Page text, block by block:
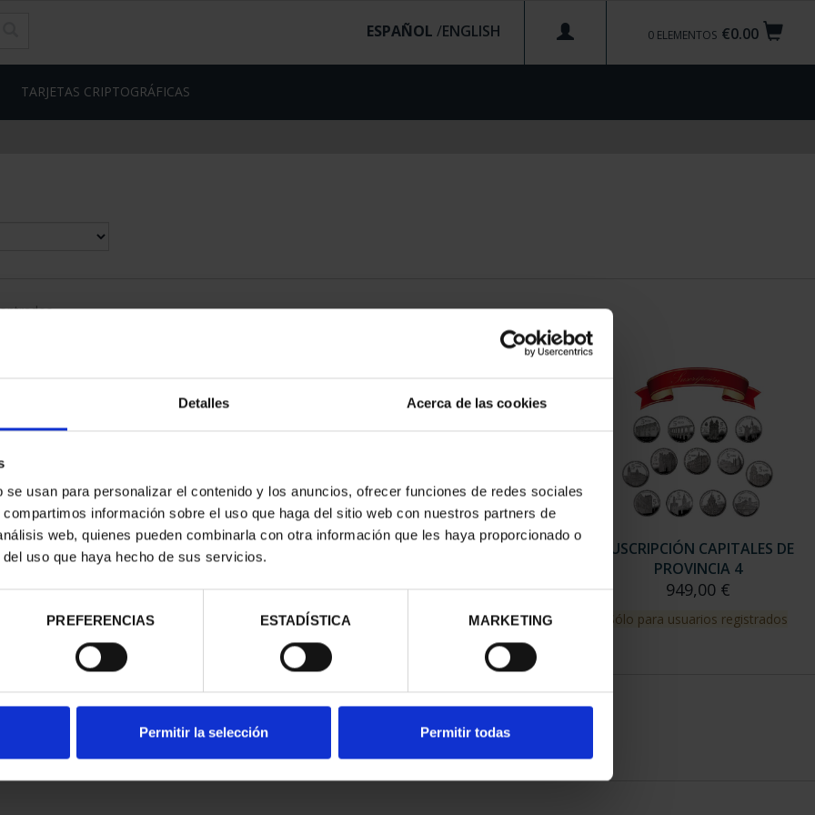
Detalles Acerca de las cookies
usan para personalizar el contenido y los anuncios, ofrecer funciones de redes sociales
información sobre el uso que haga del sitio web con nuestros partners de
web, quienes pueden combinarla con otra información que les haya proporcionado o
uso que haya hecho de sus servicios.
PREFERENCIAS ESTADÍSTICA MARKETING
Permitir la selección Permitir todas
€0.00
0 ELEMENTOS
ESPAÑOL /
TARJETAS CRIPTOGRÁFICAS
DE
1
€
registrados
SUSCRIPCIÓN CAPITALES DE
PROVINCIA 2
949,00 €
Sólo para usuarios registrados
SUSCRIPCIÓN CAPITALES DE
949,00 €
Sólo para usuarios registrados
SUSCRIPCIÓN CAPITALES DE
PROVINCIA 4
949,00 €
Sólo para usuarios registrados